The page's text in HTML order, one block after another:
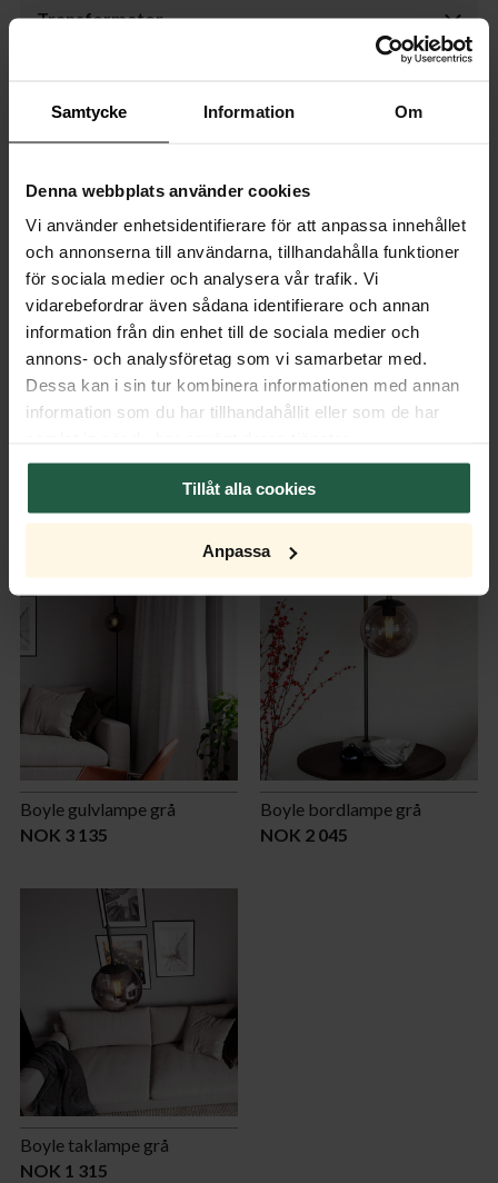
Samtycke Information Om
Denna webbplats använder cookies
Vi använder enhetsidentifierare för att anpassa innehållet
och annonserna till användarna, tillhandahålla funktioner
för sociala medier och analysera vår trafik. Vi
vidarebefordrar även sådana identifierare och annan
information från din enhet till de sociala medier och
annons- och analysföretag som vi samarbetar med.
Dessa kan i sin tur kombinera informationen med annan
information som du har tillhandahållit eller som de har
Tillåt alla cookies
Anpassa
Transformator
Emballasje
Export Package
Montering og dokumenter
Monteringsanvisning
Boyle gulvlampe grå
NOK 3 135
Boyle bordlampe grå
NOK 2 045
Boyle taklampe grå
NOK 1 315